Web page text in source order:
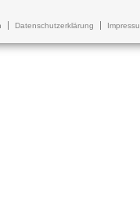
Datenschutzerklärung